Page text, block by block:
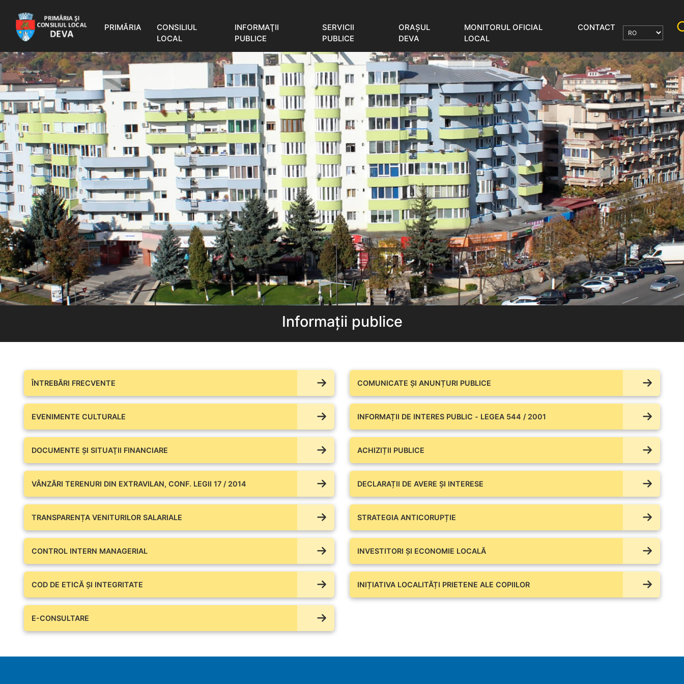
PRIMĂRIA
CONSILIUL
LOCAL
INFORMAŢII
PUBLICE
SERVICII
PUBLICE
ORAŞUL
DEVA
MONITORUL OFICIAL
LOCAL
CONTACT
Informații publice
ÎNTREBĂRI FRECVENTE COMUNICATE ŞI ANUNȚURI PUBLICE
EVENIMENTE CULTURALE INFORMAȚII DE INTERES PUBLIC - LEGEA 544 / 2001
DOCUMENTE ŞI SITUAŢII FINANCIARE ACHIZIȚII PUBLICE
VÂNZĂRI TERENURI DIN EXTRAVILAN, CONF. LEGII 17 / 2014 DECLARAȚII DE AVERE ŞI INTERESE
TRANSPARENȚA VENITURILOR SALARIALE STRATEGIA ANTICORUPȚIE
CONTROL INTERN MANAGERIAL INVESTITORI ȘI ECONOMIE LOCALĂ
COD DE ETICĂ ȘI INTEGRITATE INIȚIATIVA LOCALITĂȚI PRIETENE ALE COPIILOR
E-CONSULTARE